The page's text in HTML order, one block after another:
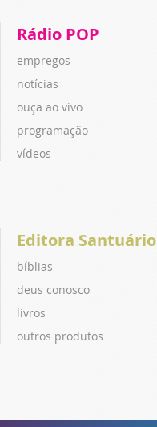
Rádio POP
empregos
notícias
ouça ao vivo
programação
vídeos
Editora Santuário
bíblias
deus conosco
livros
outros produtos